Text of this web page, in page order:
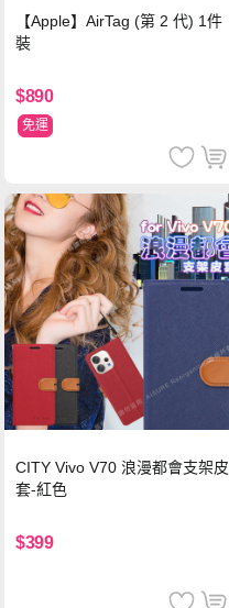
【Apple】AirTag (第 2 代) 1件
裝
$890
免運
CITY Vivo V70 浪漫都會支架皮
套-紅色
$399